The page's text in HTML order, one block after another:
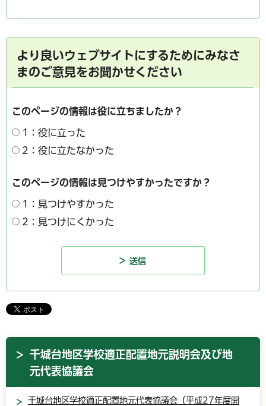
より良いウェブサイトにするためにみなさ
まのご意見をお聞かせください
このページの情報は役に立ちましたか？
1：役に立った
2：役に立たなかった
このページの情報は見つけやすかったですか？
1：見つけやすかった
2：見つけにくかった
千城台地区学校適正配置地元説明会及び地
元代表協議会
千城台地区学校適正配置地元代表協議会（平成27年度開